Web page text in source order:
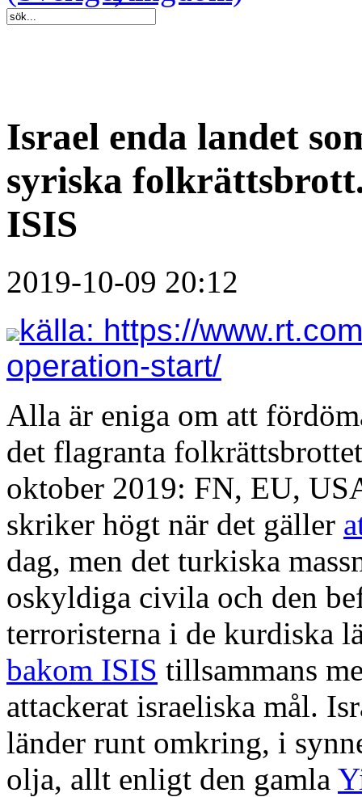
Israel enda landet
syriska
ISIS
2019-10-09 20:12
källa: https://
operation-start/
Alla är eniga om att
det flagranta
oktober 2019: FN, EU,
skriker högt när det gäller
dag, men det turkiska
oskyldiga civila och den
terroristerna i de kurdiska
bakom ISIS tillsammans
attackerat israeliska mål.
länder runt omkring, i
olja, allt enligt den gamla